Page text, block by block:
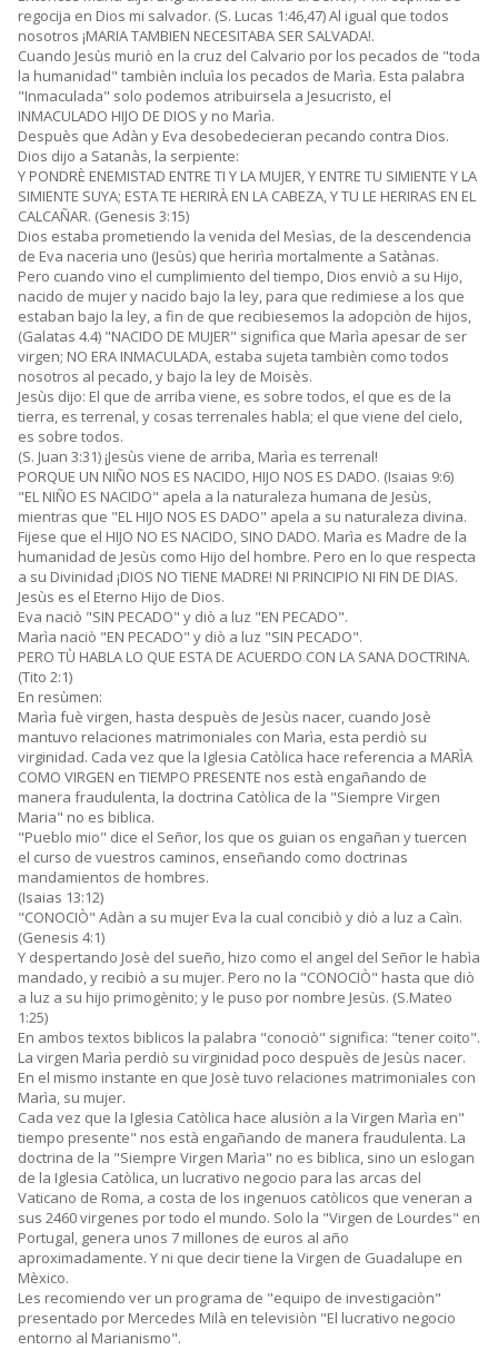
regocija en Dios mi salvador. (S. Lucas 1:46,47) Al igual que todos
nosotros ¡MARIA TAMBIEN NECESITABA SER SALVADA!.
Cuando Jesùs muriò en la cruz del Calvario por los pecados de "toda
la humanidad" tambièn incluìa los pecados de Marìa. Esta palabra
"Inmaculada" solo podemos atribuirsela a Jesucristo, el
INMACULADO HIJO DE DIOS y no Marìa.
Despuès que Adàn y Eva desobedecieran pecando contra Dios.
Dios dijo a Satanàs, la serpiente:
Y PONDRÈ ENEMISTAD ENTRE TI Y LA MUJER, Y ENTRE TU SIMIENTE Y LA
SIMIENTE SUYA; ESTA TE HERIRÀ EN LA CABEZA, Y TU LE HERIRAS EN EL
CALCAÑAR. (Genesis 3:15)
Dios estaba prometiendo la venida del Mesìas, de la descendencia
de Eva naceria uno (Jesùs) que herirìa mortalmente a Satànas.
Pero cuando vino el cumplimiento del tiempo, Dios enviò a su Hijo,
nacido de mujer y nacido bajo la ley, para que redimiese a los que
estaban bajo la ley, a fin de que recibiesemos la adopciòn de hijos,
(Galatas 4.4) "NACIDO DE MUJER" significa que Marìa apesar de ser
virgen; NO ERA INMACULADA, estaba sujeta tambièn como todos
nosotros al pecado, y bajo la ley de Moisès.
Jesùs dijo: El que de arriba viene, es sobre todos, el que es de la
tierra, es terrenal, y cosas terrenales habla; el que viene del cielo,
es sobre todos.
(S. Juan 3:31) ¡Jesùs viene de arriba, Marìa es terrenal!
PORQUE UN NIÑO NOS ES NACIDO, HIJO NOS ES DADO. (Isaias 9:6)
"EL NIÑO ES NACIDO" apela a la naturaleza humana de Jesùs,
mientras que "EL HIJO NOS ES DADO" apela a su naturaleza divina.
Fijese que el HIJO NO ES NACIDO, SINO DADO. Marìa es Madre de la
humanidad de Jesùs como Hijo del hombre. Pero en lo que respecta
a su Divinidad ¡DIOS NO TIENE MADRE! NI PRINCIPIO NI FIN DE DIAS.
Jesùs es el Eterno Hijo de Dios.
Eva naciò "SIN PECADO" y diò a luz "EN PECADO".
Marìa naciò "EN PECADO" y diò a luz "SIN PECADO".
PERO TÙ HABLA LO QUE ESTA DE ACUERDO CON LA SANA DOCTRINA.
(Tito 2:1)
En resùmen:
Marìa fuè virgen, hasta despuès de Jesùs nacer, cuando Josè
mantuvo relaciones matrimoniales con Marìa, esta perdiò su
virginidad. Cada vez que la Iglesia Catòlica hace referencia a MARÌA
COMO VIRGEN en TIEMPO PRESENTE nos està engañando de
manera fraudulenta, la doctrina Catòlica de la "Siempre Virgen
Maria" no es biblica.
"Pueblo mio" dice el Señor, los que os guian os engañan y tuercen
el curso de vuestros caminos, enseñando como doctrinas
mandamientos de hombres.
(Isaias 13:12)
"CONOCIÒ" Adàn a su mujer Eva la cual concibiò y diò a luz a Caìn.
(Genesis 4:1)
Y despertando Josè del sueño, hizo como el angel del Señor le habìa
mandado, y recibiò a su mujer. Pero no la "CONOCIÒ" hasta que diò
a luz a su hijo primogènito; y le puso por nombre Jesùs. (S.Mateo
1:25)
En ambos textos biblicos la palabra "conociò" significa: "tener coito".
La virgen Marìa perdiò su virginidad poco despuès de Jesùs nacer.
En el mismo instante en que Josè tuvo relaciones matrimoniales con
Marìa, su mujer.
Cada vez que la Iglesia Catòlica hace alusiòn a la Virgen Marìa en"
tiempo presente" nos està engañando de manera fraudulenta. La
doctrina de la "Siempre Virgen Marìa" no es biblica, sino un eslogan
de la Iglesia Catòlica, un lucrativo negocio para las arcas del
Vaticano de Roma, a costa de los ingenuos catòlicos que veneran a
sus 2460 virgenes por todo el mundo. Solo la "Virgen de Lourdes" en
Portugal, genera unos 7 millones de euros al año
aproximadamente. Y ni que decir tiene la Virgen de Guadalupe en
Mèxico.
Les recomiendo ver un programa de "equipo de investigaciòn"
presentado por Mercedes Milà en televisiòn "El lucrativo negocio
entorno al Marianismo".